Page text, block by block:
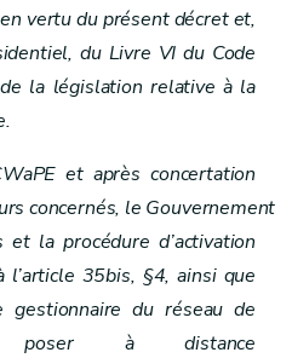
vertu du présent décret et,
du Livre VI du Code
la législation relative à la
et après concertation
concernés, le Gouvernement
la procédure d’activation
35bis, §4, ainsi que
du réseau de
poser à distance